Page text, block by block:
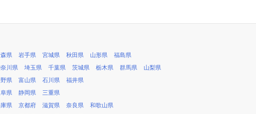
県 岩手県 宮城県 秋田県 山形県
福島県
川県 埼玉県 千葉県 茨城県 栃木県 群馬県
山梨県
県 富山県 石川県
福井県
県 静岡県
三重県
県 京都府 滋賀県 奈良県
和歌山県